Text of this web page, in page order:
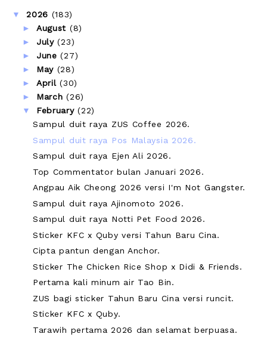
▼2026 (183)
► August (8)
► July(23)
► June(27)
► May (28)
► April(30)
► March(26)
▼ February(22)
Sampul duit raya ZUS Coffee 2026.
Sampul duit raya Pos Malaysia 2026.
Sampul duit raya Ejen Ali 2026.
Top Commentator bulan Januari 2026.
Angpau Aik Cheong 2026 versi I'm Not Gangster.
Sampul duit raya Ajinomoto 2026.
Sampul duit raya Notti Pet Food 2026.
Sticker KFC x Quby versi Tahun Baru Cina.
Cipta pantun dengan Anchor.
Sticker The Chicken Rice Shop x Didi & Friends.
Pertama kali minum air Tao Bin.
ZUS bagi sticker Tahun Baru Cina versi runcit.
Sticker KFC x Quby.
Tarawih pertama 2026 dan selamat berpuasa.